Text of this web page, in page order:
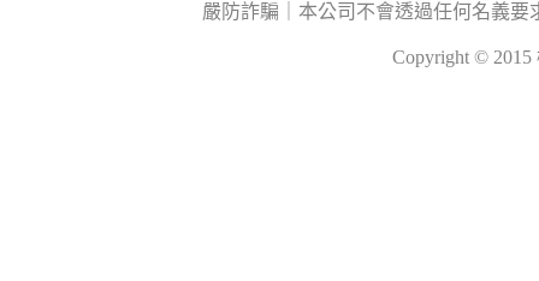
嚴防詐騙｜本公司不會透過任何名義
Copyright ©